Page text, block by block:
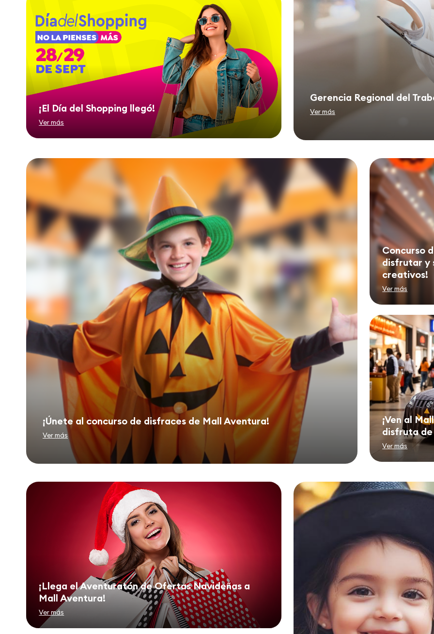
Gerencia Regional del
Ver más
¡El Día del Shopping llegó!
Ver más
¡Únete al concurso de disfraces de Mall Aventura!
Ver más
Concurso
disfrutar y
creativos!
Ver más
¡Ven al
disfruta
Ver más
¡Llega el Aventuratón de Ofertas Navideñas a
Mall Aventura!
Ver más